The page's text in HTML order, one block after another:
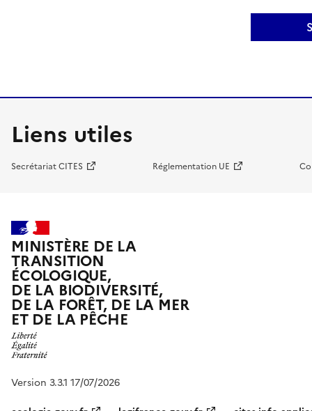
Liens utiles
Secrétariat CITES Réglementation UE
MINISTÈRE DE LA
TRANSITION
ÉCOLOGIQUE,
DE LA BIODIVERSITÉ,
DE LA FORÊT, DE LA MER
ET DE LA PÊCHE
Version 3.3.1 17/07/2026